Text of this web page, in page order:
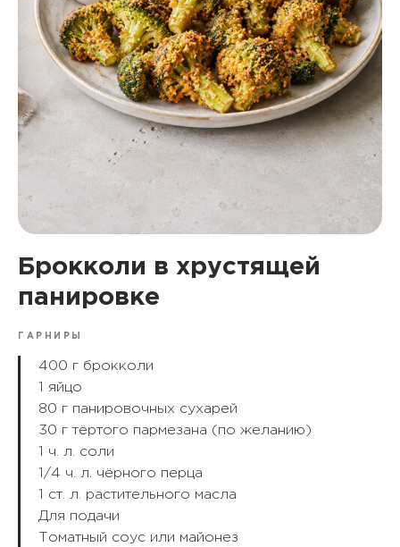
Брокколи в хрустящей
панировке
ГАРНИРЫ
400 г брокколи
1 яйцо
80 г панировочных сухарей
30 г тёртого пармезана (по желанию)
1 ч. л. соли
1/4 ч. л. чёрного перца
1 ст. л. растительного масла
Для подачи
Томатный соус или майонез